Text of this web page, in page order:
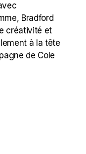
Bradford
créativité et
à la tête
de Cole